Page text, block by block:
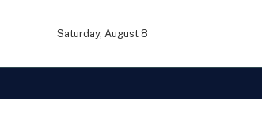
Saturday, August 8